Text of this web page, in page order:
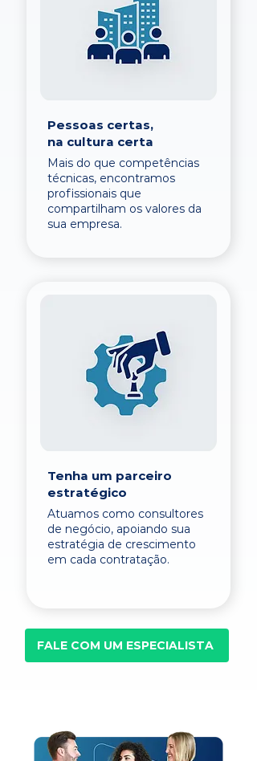
Pessoas certas,
na cultura certa
Mais do que competências
técnicas, encontramos
profissionais que
compartilham os valores da
sua empresa.
Tenha um parceiro
estratégico
Atuamos como consultores
de negócio, apoiando sua
estratégia de crescimento
em cada contratação.
FALE COM UM ESPECIALISTA